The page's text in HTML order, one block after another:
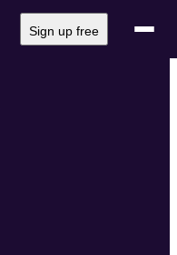
Sign up free